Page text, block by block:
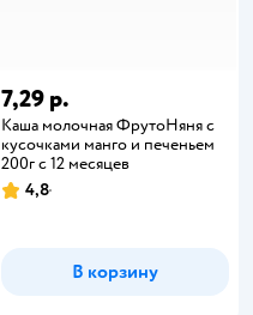
7,29 р.
Каша молочная ФрутоНяня с
кусочками манго и печеньем
200г с 12 месяцев
4,8
В корзину